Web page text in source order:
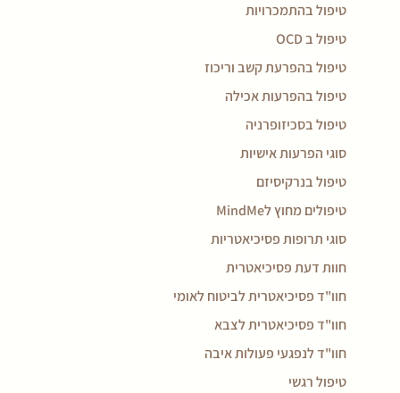
טיפול בהתמכרויות
טיפול ב OCD
טיפול בהפרעת קשב וריכוז
טיפול בהפרעות אכילה
טיפול בסכיזופרניה
סוגי הפרעות אישיות
טיפול בנרקיסיזם
טיפולים מחוץ לMindMe
סוגי תרופות פסיכיאטריות
חוות דעת פסיכיאטרית
חוו"ד פסיכיאטרית לביטוח לאומי
חוו"ד פסיכיאטרית לצבא
חוו"ד לנפגעי פעולות איבה
טיפול רגשי